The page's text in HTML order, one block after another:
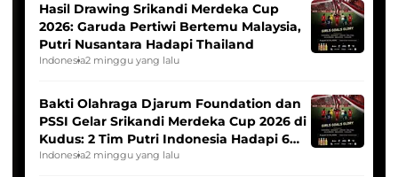
Hasil Drawing Srikandi Merdeka Cup
2026: Garuda Pertiwi Bertemu Malaysia,
Putri Nusantara Hadapi Thailand
Indonesia2 minggu yang lalu
Bakti Olahraga Djarum Foundation dan
PSSI Gelar Srikandi Merdeka Cup 2026 di
Kudus: 2 Tim Putri Indonesia Hadapi 6
Tim Asia
Indonesia2 minggu yang lalu